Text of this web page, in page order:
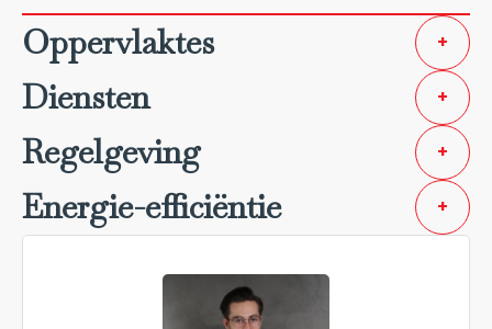
Oppervlaktes +
Diensten +
Regelgeving +
Energie-efficiëntie +